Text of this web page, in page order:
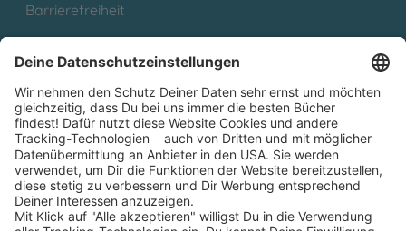
Barrierefreiheit
Partnerprogramm (Affiliate)
Folge uns auf